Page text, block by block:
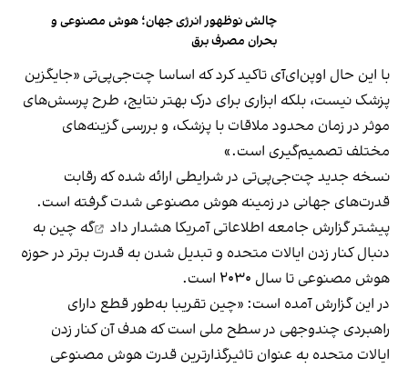
چالش نوظهور انرژی جهان؛ هوش مصنوعی و
بحران مصرف برق
با این حال اوپن‌ای‌آی تاکید کرد که اساسا چت‌جی‌پی‌تی «جایگزین
پزشک نیست، بلکه ابزاری برای درک بهتر نتایج، طرح پرسش‌های
موثر در زمان محدود ملاقات با پزشک، و بررسی گزینه‌های
مختلف تصمیم‌گیری است.»
نسخه جدید چت‌جی‌پی‌تی در شرایطی ارائه شده که رقابت
قدرت‌های جهانی در زمینه هوش مصنوعی شدت گرفته است.
پیشتر گزارش جامعه اطلاعاتی آمریکا هشدار داد
گه چین به
دنبال کنار زدن ایالات متحده و تبدیل شدن به قدرت برتر در حوزه
هوش مصنوعی تا سال ۲۰۳۰ است.
در این گزارش آمده است: «چین تقریبا به‌طور قطع دارای
راهبردی چندوجهی در سطح ملی است که هدف آن کنار زدن
ایالات متحده به عنوان تاثیرگذارترین قدرت هوش مصنوعی